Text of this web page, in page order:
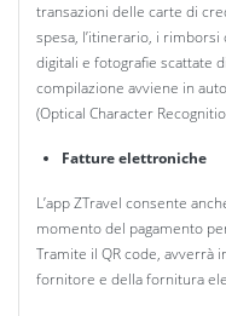
transazioni delle carte di
spesa, l’itinerario, i rimborsi
digitali e fotografie scattate
compilazione avviene in
(Optical Character
Fatture elettroniche
L’app ZTravel consente
momento del pagamento
Tramite il QR code, avverrà
fornitore e della fornitura